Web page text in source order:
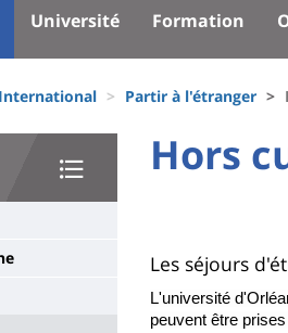
Menu
principal
Université Formation
International Partir à l'étranger
content
Titre
page
Hors
Contenu
de
Les séjours
L'université
peuvent être